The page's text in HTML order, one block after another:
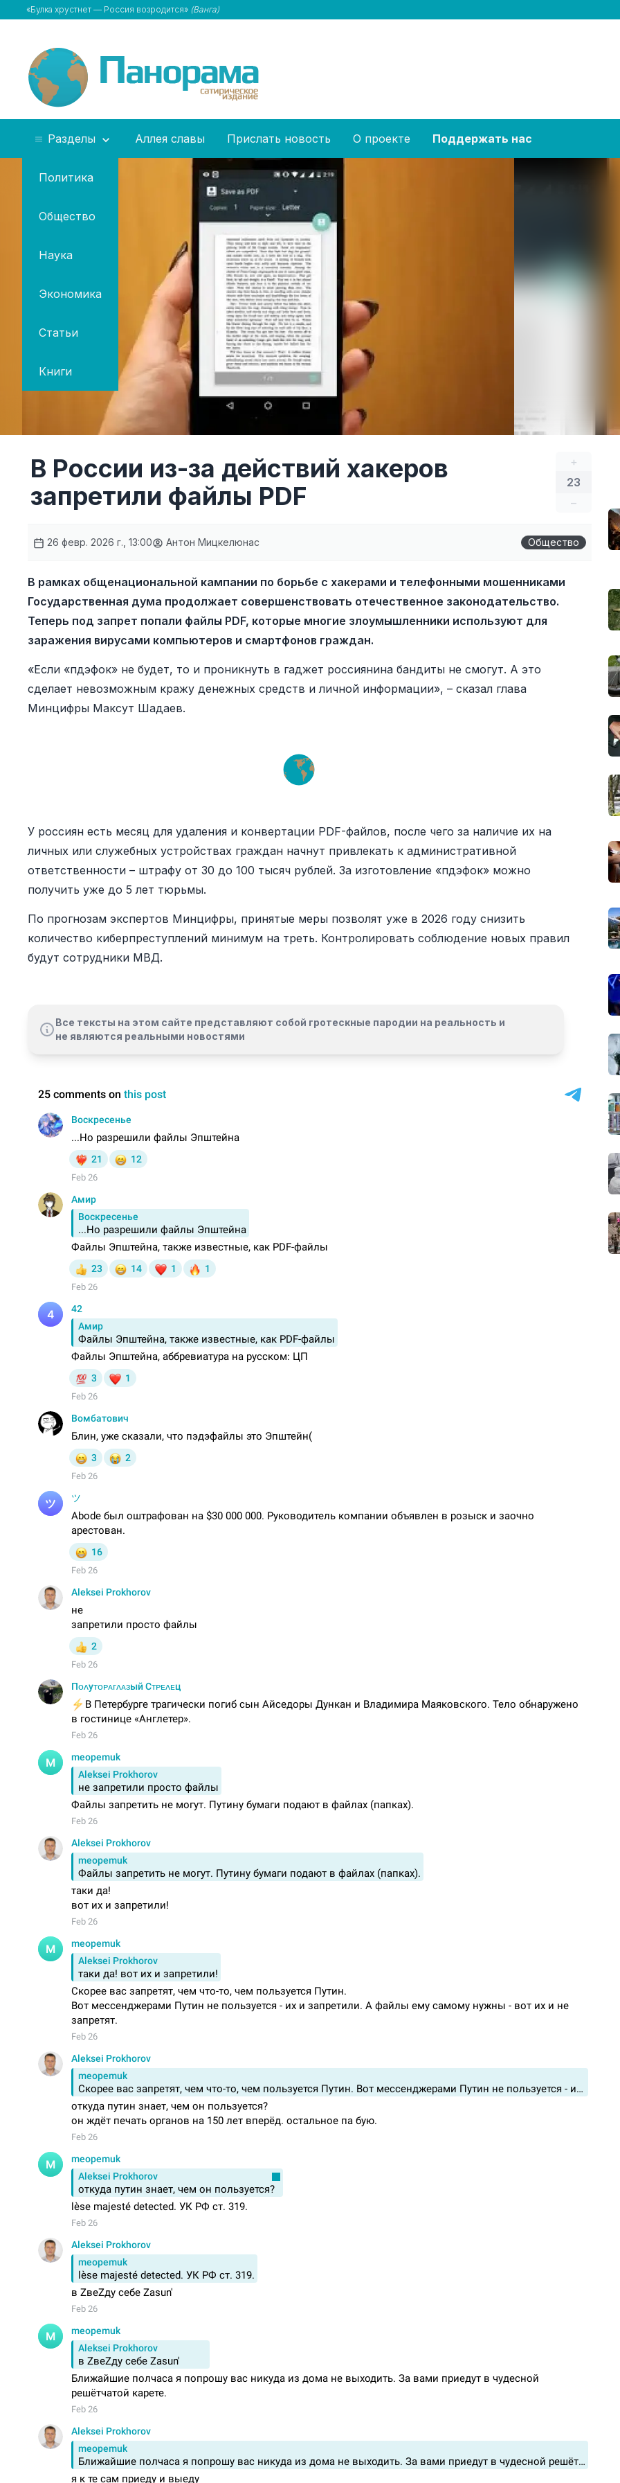
«Булка хрустнет — Россия возродится» (Ванга)
Разделы
Политика
Общество
Наука
Экономика
Статьи
Книги
Аллея славы Прислать новость О проекте Поддержать нас
+
23
–
В России из-за действий хакеров
запретили файлы PDF
26 февр. 2026 г., 13:00 Антон Мицкелюнас Общество
В рамках общенациональной кампании по борьбе с хакерами и телефонными мошенниками
Государственная дума продолжает совершенствовать отечественное законодательство.
Теперь под запрет попали файлы PDF, которые многие злоумышленники используют для
заражения вирусами компьютеров и смартфонов граждан.
«Если «пдэфок» не будет, то и проникнуть в гаджет россиянина бандиты не смогут. А это
сделает невозможным кражу денежных средств и личной информации», – сказал глава
Минцифры Максут Шадаев.
У россиян есть месяц для удаления и конвертации PDF-файлов, после чего за наличие их на
личных или служебных устройствах граждан начнут привлекать к административной
ответственности – штрафу от 30 до 100 тысяч рублей. За изготовление «пдэфок» можно
получить уже до 5 лет тюрьмы.
По прогнозам экспертов Минцифры, принятые меры позволят уже в 2026 году снизить
количество киберпреступлений минимум на треть. Контролировать соблюдение новых правил
будут сотрудники МВД.
Все тексты на этом сайте представляют собой гротескные пародии на реальность и
не являются реальными новостями